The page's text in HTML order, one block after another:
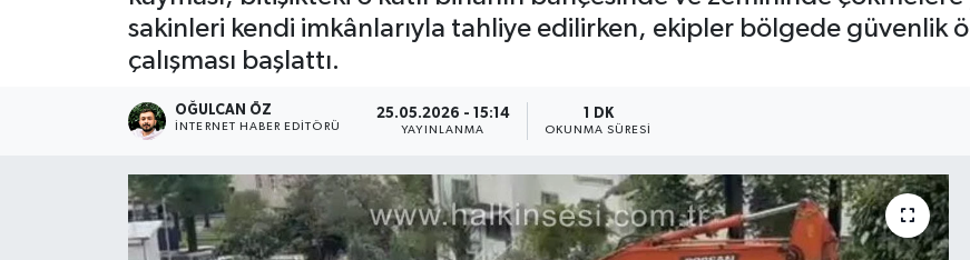
sakinleri kendi imkânlarıyla tahliye edilirken, ekipler bölgede güvenlik
çalışması başlattı.
OĞULCAN ÖZ
İNTERNET HABER EDITÖRÜ
25.05.2026 - 15:14
YAYINLANMA
1 DK
OKUNMA SÜRESI
BİLİM VE TEKNOLOJİ